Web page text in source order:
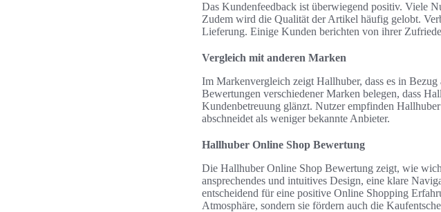
Das Kundenfeedback ist überwiegend positiv. Viele
Zudem wird die Qualität der Artikel häufig gelobt.
Lieferung. Einige Kunden berichten von ihrer
Vergleich mit anderen Marken
Im Markenvergleich zeigt Hallhuber, dass es in
Bewertungen verschiedener Marken belegen, dass
Kundenbetreuung glänzt. Nutzer empfinden
abschneidet als weniger bekannte Anbieter.
Hallhuber Online Shop Bewertung
Die Hallhuber Online Shop Bewertung zeigt, wie
ansprechendes und intuitives Design, eine klare
entscheidend für eine positive Online Shopping
Atmosphäre, sondern sie fördern auch die